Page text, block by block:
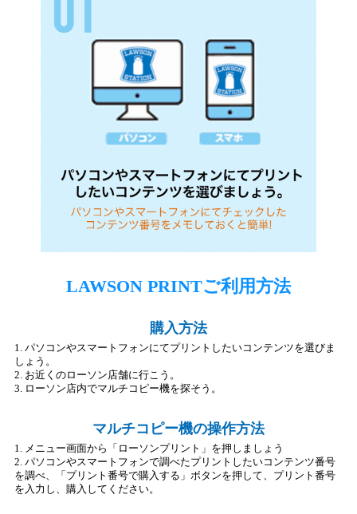
LAWSON PRINTご利用方法
購入方法
1. パソコンやスマートフォンにてプリントしたいコンテンツを選びま
しょう。
2. お近くのローソン店舗に行こう。
3. ローソン店内でマルチコピー機を探そう。
マルチコピー機の操作方法
1. メニュー画面から「ローソンプリント」を押しましょう
2. パソコンやスマートフォンで調べたプリントしたいコンテンツ番号
を調べ、「プリント番号で購入する」ボタンを押して、プリント番号
を入力し、購入してください。